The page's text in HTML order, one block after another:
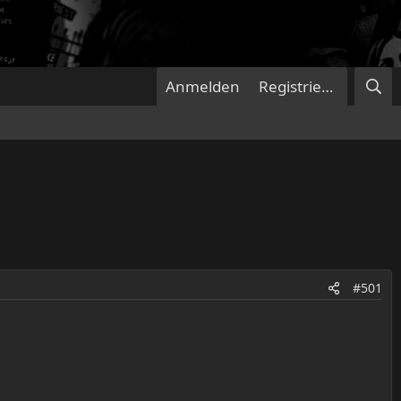
Anmelden Registrieren
#501